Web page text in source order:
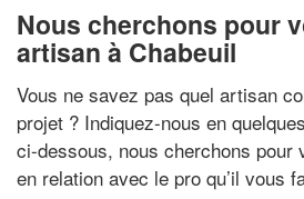
Nous cherchons pour
artisan à Chabeuil
Vous ne savez pas quel artisan
projet ? Indiquez-nous en
ci-dessous, nous cherchons pour
en relation avec le pro qu’il vous